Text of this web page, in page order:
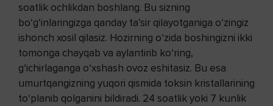
soatlik ochlikdan boshlang. Bu sizning
bo‘g‘inlaringizga qanday ta’sir qilayotganiga o‘zingiz
ishonch xosil qilasiz. Hozirning o‘zida boshingizni ikki
tomonga chayqab va aylantirib ko‘ring,
g‘ichirlaganga o‘xshash ovoz eshitasiz. Bu esa
umurtqangizning yuqori qismida toksin kristallarining
to‘planib qolganini bildiradi. 24 soatlik yoki 7 kunlik